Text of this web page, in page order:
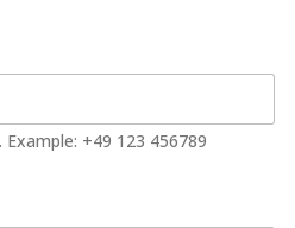
+49 123 456789